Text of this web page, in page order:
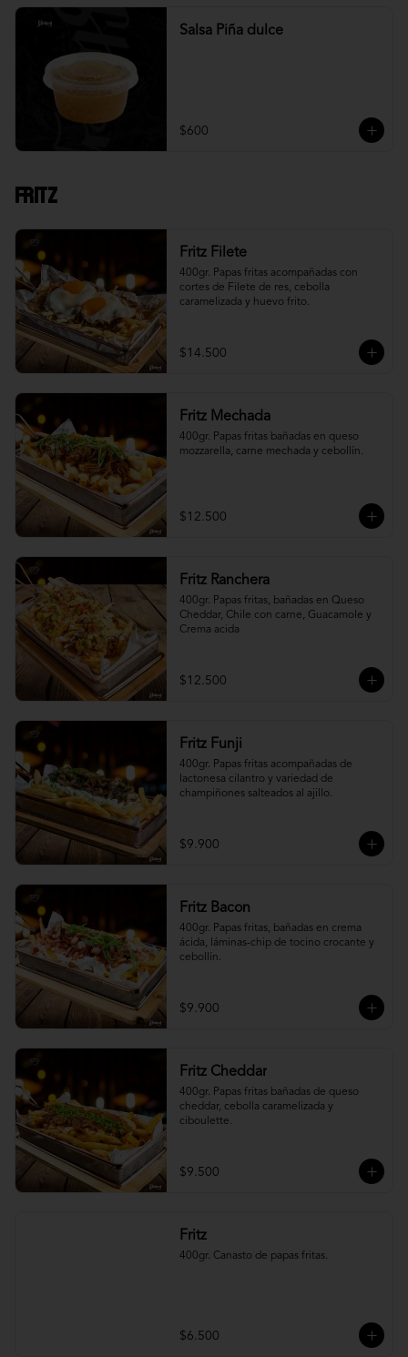
Salsa Piña dulce
$600
Fritz
Fritz Filete
400gr. Papas fritas acompañadas con
cortes de Filete de res, cebolla
caramelizada y huevo frito.
$14.500
Fritz Mechada
400gr. Papas fritas bañadas en queso
mozzarella, carne mechada y cebollín.
$12.500
Fritz Ranchera
400gr. Papas fritas, bañadas en Queso
Cheddar, Chile con carne, Guacamole y
Crema acida
$12.500
Fritz Funji
400gr. Papas fritas acompañadas de
lactonesa cilantro y variedad de
champiñones salteados al ajillo.
$9.900
Fritz Bacon
400gr. Papas fritas, bañadas en crema
ácida, láminas-chip de tocino crocante y
cebollín.
$9.900
Fritz Cheddar
400gr. Papas fritas bañadas de queso
cheddar, cebolla caramelizada y
ciboulette.
$9.500
Fritz
400gr. Canasto de papas fritas.
$6.500